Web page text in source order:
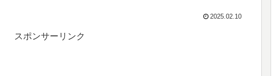
2025.02.10
スポンサーリンク